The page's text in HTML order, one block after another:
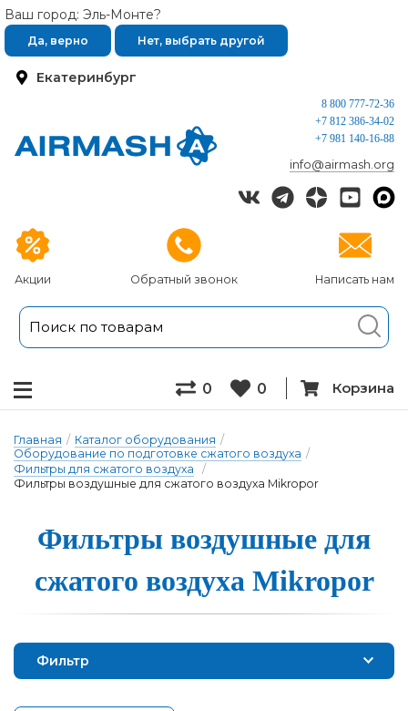
Екатеринбург
Ваш город: Эль-Монте?
Да, верно Нет, выбрать другой
Акции Обратный звонок Написать нам
8 800 777-72-36
+7 812 386-34-02
+7 981 140-16-88
info@airmash.org
0 0 Корзина
Главная / Каталог оборудования /
Оборудование по подготовке сжатого воздуха /
Фильтры для сжатого воздуха
/
Фильтры воздушные для сжатого воздуха Mikropor
Фильтры воздушные для
сжа­то­го воз­ду­ха Mikropor
Фильтр